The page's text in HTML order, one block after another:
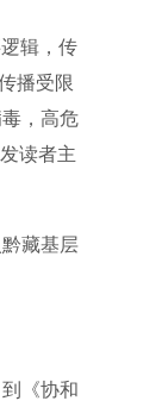
辑，传
播受限
，高危
读者主
藏基层
《协和